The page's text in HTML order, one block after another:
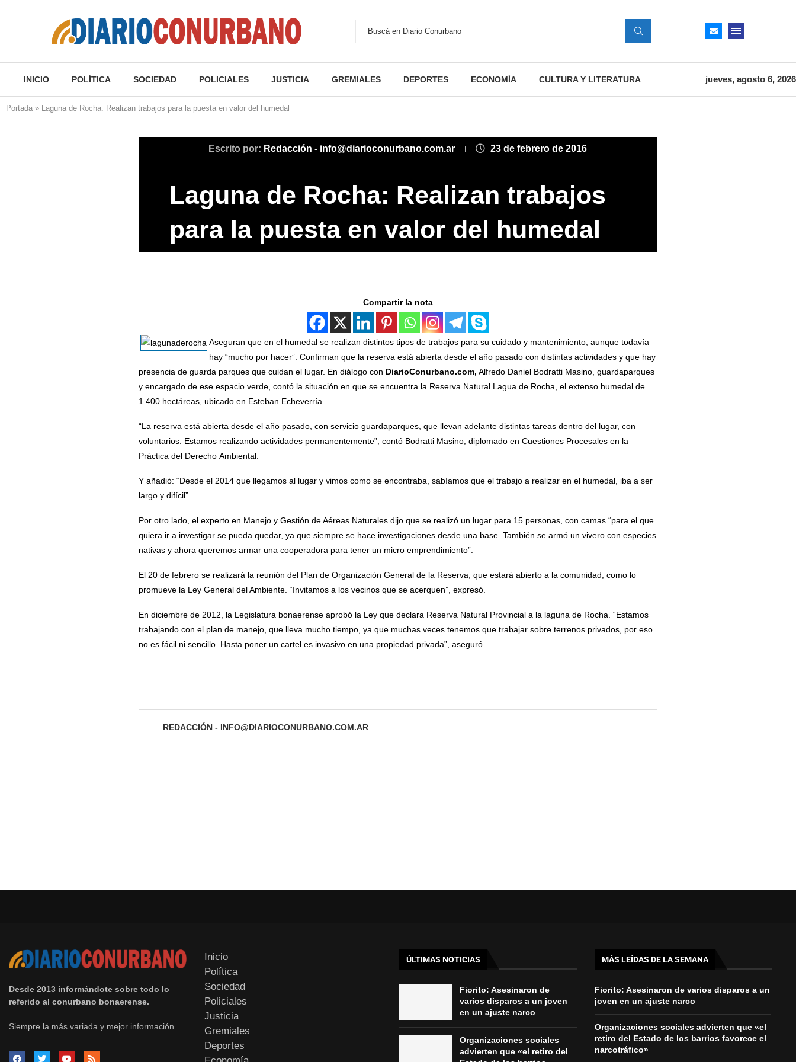
INICIO POLÍTICA SOCIEDAD POLICIALES JUSTICIA GREMIALES DEPORTES ECONOMÍA CULTURA Y LITERATURA jueves, agosto 6, 2026
Portada » Laguna de Rocha: Realizan trabajos para la puesta en valor del humedal
Escrito por: Redacción - info@diarioconurbano.com.ar 23 de febrero de 2016
Laguna de Rocha: Realizan trabajos
para la puesta en valor del humedal
Compartir la nota
Aseguran que en el humedal se realizan distintos tipos de trabajos para su cuidado y mantenimiento, aunque todavía
hay “mucho por hacer”. Confirman que la reserva está abierta desde el año pasado con distintas actividades y que hay
presencia de guarda parques que cuidan el lugar. En diálogo con DiarioConurbano.com, Alfredo Daniel Bodratti Masino, guardaparques
y encargado de ese espacio verde, contó la situación en que se encuentra la Reserva Natural Lagua de Rocha, el extenso humedal de
1.400 hectáreas, ubicado en Esteban Echeverría.
“La reserva está abierta desde el año pasado, con servicio guardaparques, que llevan adelante distintas tareas dentro del lugar, con
voluntarios. Estamos realizando actividades permanentemente”, contó Bodratti Masino, diplomado en Cuestiones Procesales en la
Práctica del Derecho Ambiental.
Y añadió: “Desde el 2014 que llegamos al lugar y vimos como se encontraba, sabíamos que el trabajo a realizar en el humedal, iba a ser
largo y difícil”.
Por otro lado, el experto en Manejo y Gestión de Aéreas Naturales dijo que se realizó un lugar para 15 personas, con camas “para el que
quiera ir a investigar se pueda quedar, ya que siempre se hace investigaciones desde una base. También se armó un vivero con especies
nativas y ahora queremos armar una cooperadora para tener un micro emprendimiento”.
El 20 de febrero se realizará la reunión del Plan de Organización General de la Reserva, que estará abierto a la comunidad, como lo
promueve la Ley General del Ambiente. “Invitamos a los vecinos que se acerquen”, expresó.
En diciembre de 2012, la Legislatura bonaerense aprobó la Ley que declara Reserva Natural Provincial a la laguna de Rocha. “Estamos
trabajando con el plan de manejo, que lleva mucho tiempo, ya que muchas veces tenemos que trabajar sobre terrenos privados, por eso
no es fácil ni sencillo. Hasta poner un cartel es invasivo en una propiedad privada”, aseguró.
REDACCIÓN - INFO@DIARIOCONURBANO.COM.AR
Desde 2013 informándote sobre todo lo
referido al conurbano bonaerense.
Siempre la más variada y mejor información.
Inicio
Política
Sociedad
Policiales
Justicia
Gremiales
Deportes
ÚLTIMAS NOTICIAS
Fiorito: Asesinaron de
varios disparos a un joven
en un ajuste narco
Organizaciones sociales
advierten que «el retiro del
MÁS LEÍDAS DE LA SEMANA
Fiorito: Asesinaron de varios disparos a un
joven en un ajuste narco
Organizaciones sociales advierten que «el
retiro del Estado de los barrios favorece el
narcotráfico»